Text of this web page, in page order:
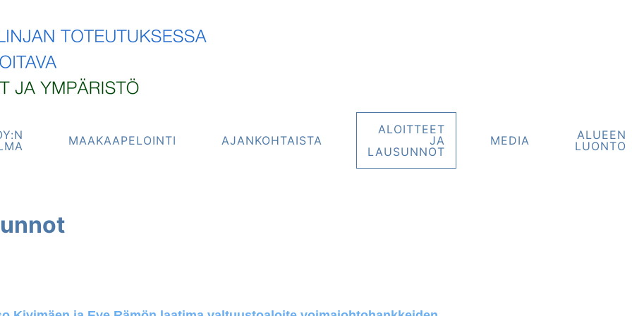
MAAKAAPELOINTI AJANKOHTAISTA
ALOITTEET
JA
LAUSUNNOT
MEDIA
ALUEEN
LUONTO